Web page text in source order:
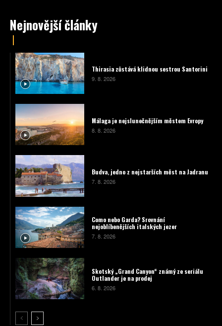
Nejnovější články
Thirasia zůstává klidnou sestrou Santorini
9. 8. 2026
Málaga je nejslunečnějším městem Evropy
8. 8. 2026
Budva, jedno z nejstarších měst na Jadranu
7. 8. 2026
Como nebo Garda? Srovnání
nejoblíbenějších italských jezer
7. 8. 2026
Skotský „Grand Canyon“ známý ze seriálu
Outlander je na prodej
6. 8. 2026